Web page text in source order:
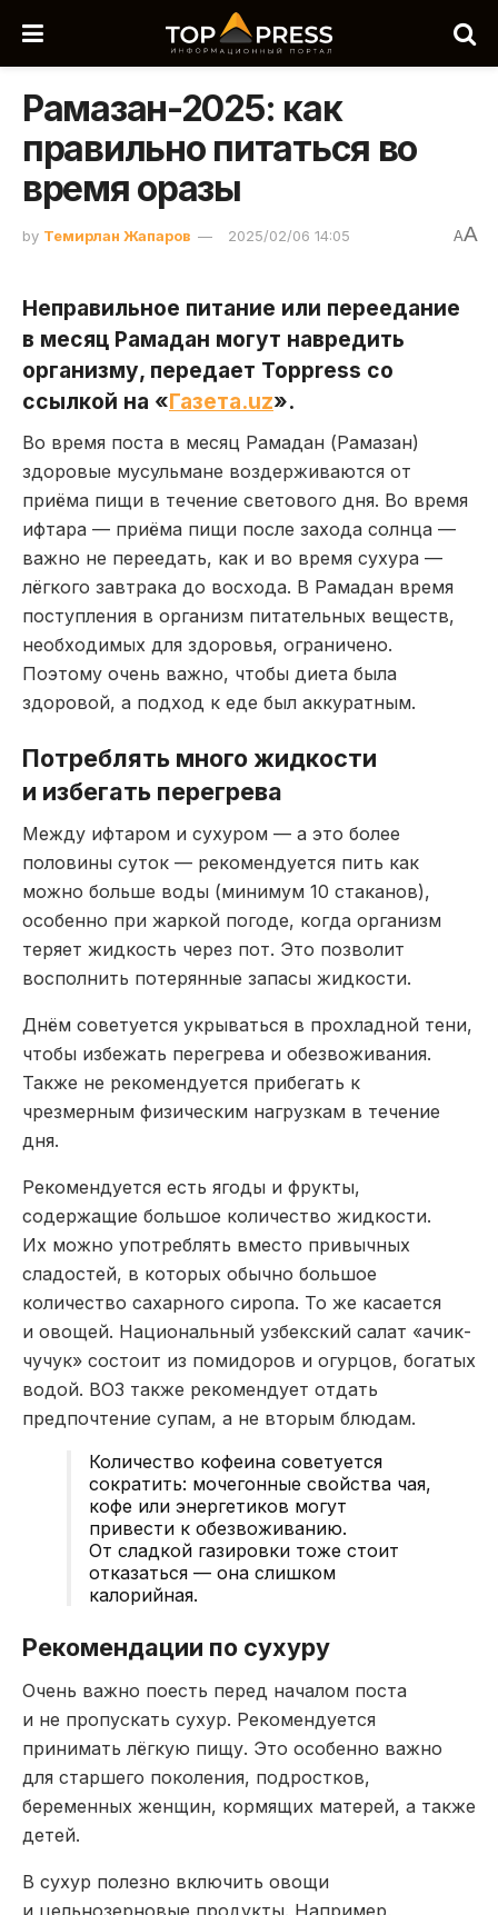
Рамазан-2025: как
правильно питаться во
время оразы
by Темирлан Жапаров 2025/02/06 14:05 AA
Неправильное питание или переедание
в месяц Рамадан могут навредить
организму, передает Toppress со
ссылкой на «Газета.uz».
Во время поста в месяц Рамадан (Рамазан)
здоровые мусульмане воздерживаются от
приёма пищи в течение светового дня. Во время
ифтара — приёма пищи после захода солнца —
важно не переедать, как и во время сухура —
лёгкого завтрака до восхода. В Рамадан время
поступления в организм питательных веществ,
необходимых для здоровья, ограничено.
Поэтому очень важно, чтобы диета была
здоровой, а подход к еде был аккуратным.
Потреблять много жидкости
и избегать перегрева
Между ифтаром и сухуром — а это более
половины суток — рекомендуется пить как
можно больше воды (минимум 10 стаканов),
особенно при жаркой погоде, когда организм
теряет жидкость через пот. Это позволит
восполнить потерянные запасы жидкости.
Днём советуется укрываться в прохладной тени,
чтобы избежать перегрева и обезвоживания.
Также не рекомендуется прибегать к
чрезмерным физическим нагрузкам в течение
дня.
Рекомендуется есть ягоды и фрукты,
содержащие большое количество жидкости.
Их можно употреблять вместо привычных
сладостей, в которых обычно большое
количество сахарного сиропа. То же касается
и овощей. Национальный узбекский салат «ачик-
чучук» состоит из помидоров и огурцов, богатых
водой. ВОЗ также рекомендует отдать
предпочтение супам, а не вторым блюдам.
Количество кофеина советуется
сократить: мочегонные свойства чая,
кофе или энергетиков могут
привести к обезвоживанию.
От сладкой газировки тоже стоит
отказаться — она слишком
калорийная.
Рекомендации по сухуру
Очень важно поесть перед началом поста
и не пропускать сухур. Рекомендуется
принимать лёгкую пищу. Это особенно важно
для старшего поколения, подростков,
беременных женщин, кормящих матерей, а также
детей.
В сухур полезно включить овощи
и цельнозерновые продукты. Например,